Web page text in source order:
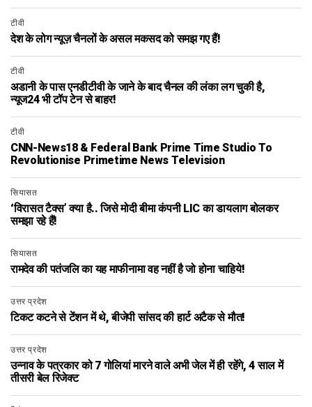
टीवी
देश के लोग न्यूज़ चैनलों के असल मकसद को समझ गए हैं!
टीवी
अडानी के पास एनडीटीवी के जाने के बाद चैनल की लंका लग चुकी है,
न्यूज24 भी टॉप टेन से बाहर!
टीवी
CNN-News18 & Federal Bank Prime Time Studio To
Revolutionise Primetime News Television
सियासत
‘विरासत टैक्स’ क्या है.. जिसे मोदी बीमा कंपनी LIC का डायलाग बोलकर
समझा रहे हैं!
सियासत
रामदेव की पतंजलि का यह माफीनामा वह नहीं है जो होना चाहिये!
उत्तर प्रदेश
टिकट कटने से टेंशन में थे, बीजेपी सांसद की हार्ट अटैक से मौत!
उत्तर प्रदेश
उन्नाव के पत्रकार को 7 गोलियां मारने वाले अभी जेल में ही रहेंगे, 4 साल में
तीसरी बेल रिजेक्ट